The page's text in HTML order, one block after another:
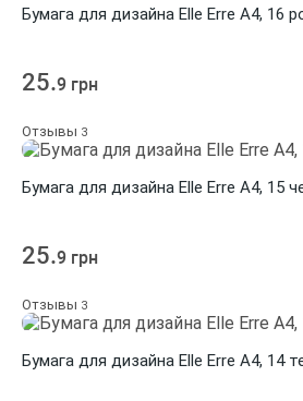
Бумага для дизайна Elle Erre A4, 16
25.9 грн
Отзывы 3
Бумага для дизайна Elle Erre A4, 15
25.9 грн
Отзывы 3
Бумага для дизайна Elle Erre A4, 14